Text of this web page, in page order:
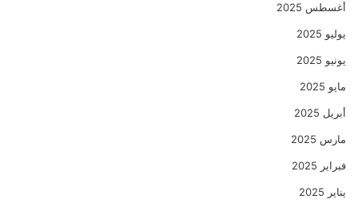
أغسطس 2025
يوليو 2025
يونيو 2025
مايو 2025
أبريل 2025
مارس 2025
فبراير 2025
يناير 2025